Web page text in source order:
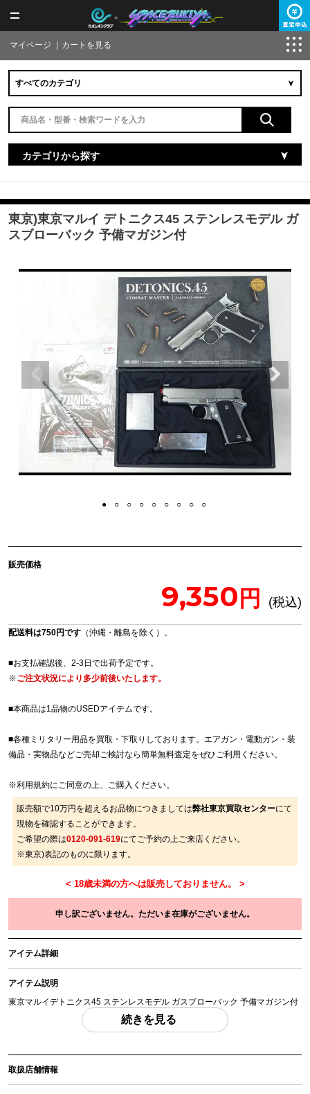
マイページ カートを見る
カテゴリから探す
東京)東京マルイ デトニクス45 ステンレスモデル ガ
スブローバック 予備マガジン付
販売価格
9,350
配送料は750円です （沖縄・離島を除く）。
■お支払確認後、2-3日で出荷予定です。
※ご注文状況により多少前後いたします。
■本商品は1品物のUSEDアイテムです。
■各種ミリタリー用品を買取・下取りしております。エアガン・電動ガン・装
備品・実物品などご売却ご検討なら簡単無料査定をぜひご利用ください。
※利用規約にご同意の上、ご購入ください。
販売額で10万円を超えるお品物につきましては弊社東京買取センターにて
現物を確認することができます。
ご希望の際は0120-091-619にてご予約の上ご来店ください。
※東京)表記のものに限ります。
申し訳ございません。ただいま在庫がございません。
アイテム詳細
アイテム説明
東京マルイデトニクス45 ステンレスモデル ガスブローバック 予備マガジン付
「付属品」・・・ 外箱・説明書・マガジン合計2本付属、写真に写っているも
のが全てです。 （撮影、運搬備品は除く）
アイテム状態
中古：C（使用感あり/キズ、ヨゴレあり）
続きを見る
取扱店舗情報